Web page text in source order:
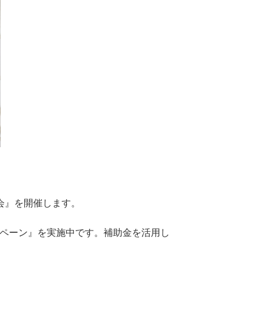
を開催します。
ーン』を実施中です。補助金を活用し